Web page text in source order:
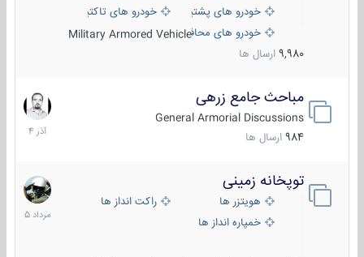
خودرو های پشتیبانی آتش ، شناسایی و ضد تانک
خودرو های تاکتیکی نظامی
خودرو های محافظت شدهMilitary Armored Vehicle
9,980 ارسال ها
مباحث جامع زرهی
General Armorial Discussions
984 ارسال ها
7
آذر
1404
توپخانه زمینی
هویتزر ها
راکت انداز ها
خمپاره انداز ها
9
مرداد
1405